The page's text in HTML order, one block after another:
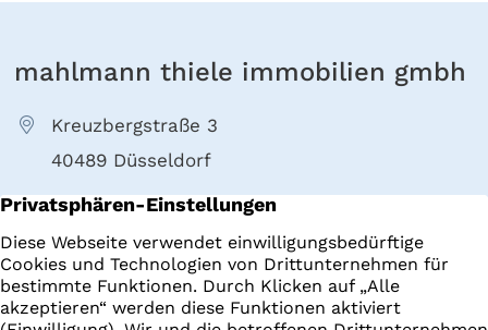
mahlmann thiele immobilien gmbh
Kreuzbergstraße 3
40489 Düsseldorf
+49 211 4022000
E-Mail senden
Immobilien Impressum